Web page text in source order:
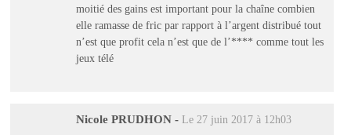
moitié des gains est important pour la chaîne combien
elle ramasse de fric par rapport à l’argent distribué tout
n’est que profit cela n’est que de l’**** comme tout les
jeux télé
Nicole PRUDHON - Le 27 juin 2017 à 12h03